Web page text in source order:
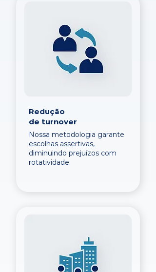
Redução
de turnover
Nossa metodologia garante
escolhas assertivas,
diminuindo prejuízos com
rotatividade.